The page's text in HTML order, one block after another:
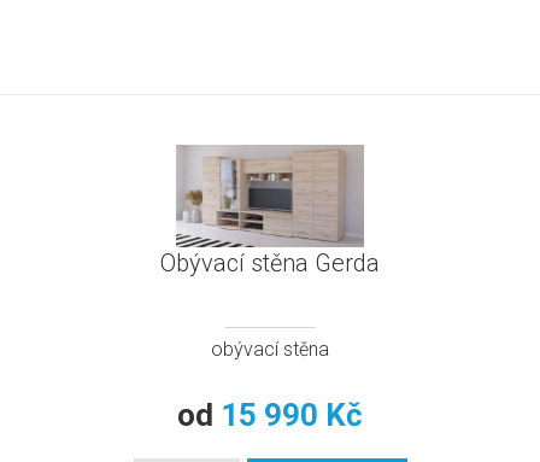
Obývací stěna Gerda
obývací stěna
od 15 990 Kč